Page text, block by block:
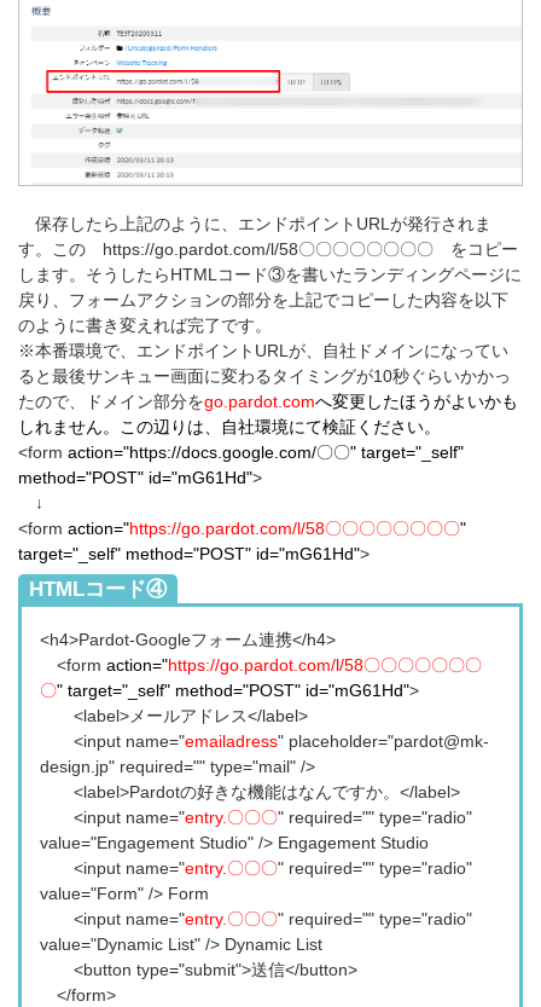
保存したら上記のように、エンドポイントURLが発行されま
す。この https://go.pardot.com/l/58〇〇〇〇〇〇〇〇 をコピー
します。そうしたらHTMLコード③を書いたランディングページに
戻り、フォームアクションの部分を上記でコピーした内容を以下
のように書き変えれば完了です。
※本番環境で、エンドポイントURLが、自社ドメインになってい
ると最後サンキュー画面に変わるタイミングが10秒ぐらいかかっ
たので、ドメイン部分をgo.pardot.comへ変更したほうがよいかも
しれません。この辺りは、自社環境にて検証ください。
<form action="https://docs.google.com/〇〇" target="_self"
method="POST" id="mG61Hd">
↓
<form action="https://go.pardot.com/l/58〇〇〇〇〇〇〇〇"
target="_self" method="POST" id="mG61Hd">
【Pardot】
HTMLコード④
<h4>Pardot-Googleフォーム連携</h4>
<form action="https://go.pardot.com/l/58〇〇〇〇〇〇〇
〇" target="_self" method="POST" id="mG61Hd">
<label>メールアドレス</label>
<input name="emailadress" placeholder="pardot@mk-
design.jp" required="" type="mail" />
<label>Pardotの好きな機能はなんですか。</label>
<input name="entry.〇〇〇" required="" type="radio"
value="Engagement Studio" /> Engagement Studio
<input name="entry.〇〇〇" required="" type="radio"
value="Form" /> Form
<input name="entry.〇〇〇" required="" type="radio"
value="Dynamic List" /> Dynamic List
<button type="submit">送信</button>
</form>